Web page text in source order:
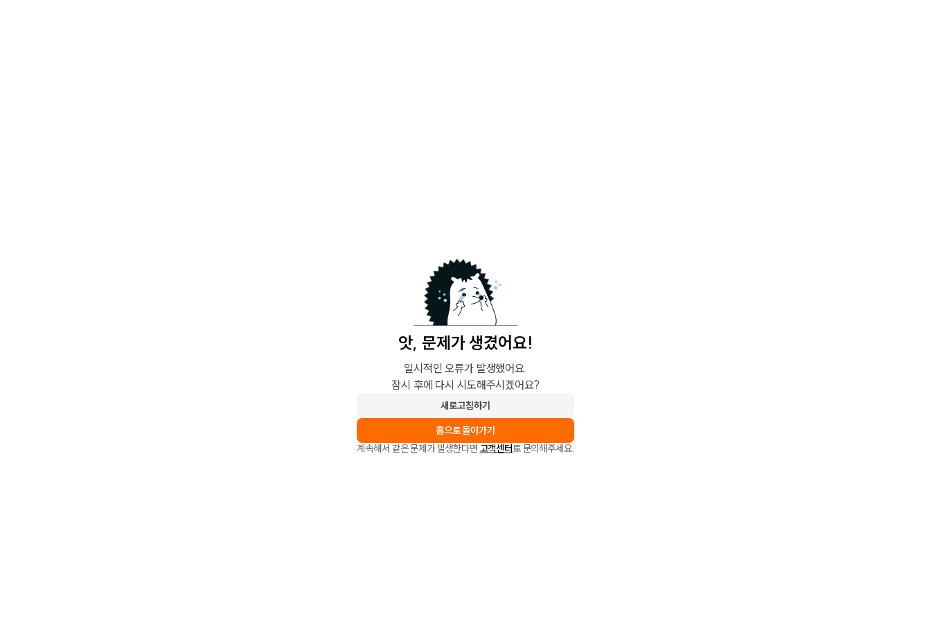
앗, 문제가 생겼어요!
일시적인 오류가 발생했어요.
잠시 후에 다시 시도해주시겠어요?
새로고침하기
홈으로 돌아가기
계속해서 같은 문제가 발생한다면 고객센터로 문의해주세요.